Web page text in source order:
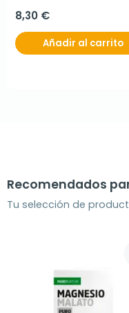
8,30 €
Añadir al carrito
Recomendados
Tu selección de